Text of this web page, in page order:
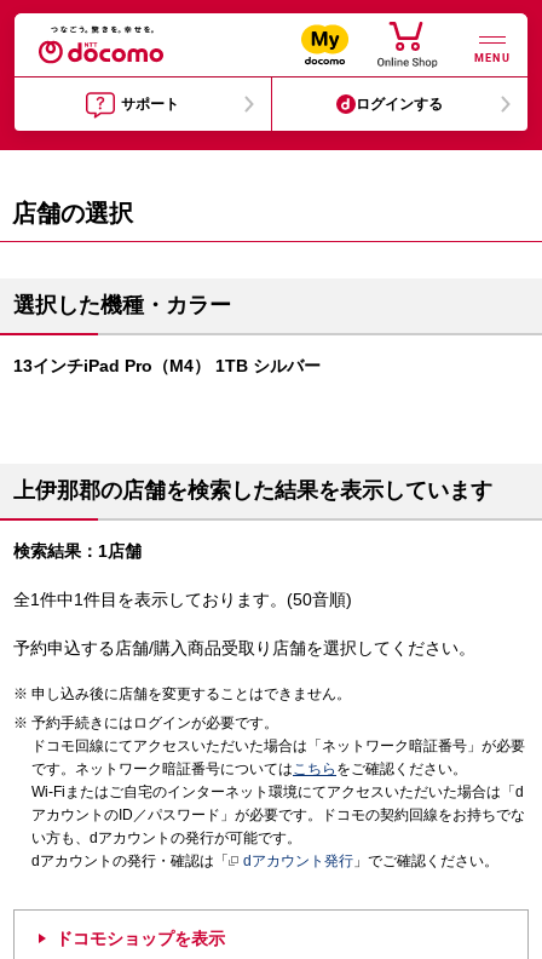
MENU
サポート ログインする
店舗の選択
選択した機種・カラー
13インチiPad Pro（M4） 1TB シルバー
上伊那郡の店舗を検索した結果を表示しています
検索結果：1店舗
全1件中1件目を表示しております。(50音順)
予約申込する店舗/購入商品受取り店舗を選択してください。
申し込み後に店舗を変更することはできません。
予約手続きにはログインが必要です。
ドコモ回線にてアクセスいただいた場合は「ネットワーク暗証番号」が必要
です。ネットワーク暗証番号についてはこちら をご確認ください。
Wi-Fiまたはご自宅のインターネット環境にてアクセスいただいた場合は「d
アカウントのID／パスワード」が必要です。ドコモの契約回線をお持ちでな
い方も、dアカウントの発行が可能です。
dアカウントの発行・確認は「
dアカウント発行 」でご確認ください。
ドコモショップを表示